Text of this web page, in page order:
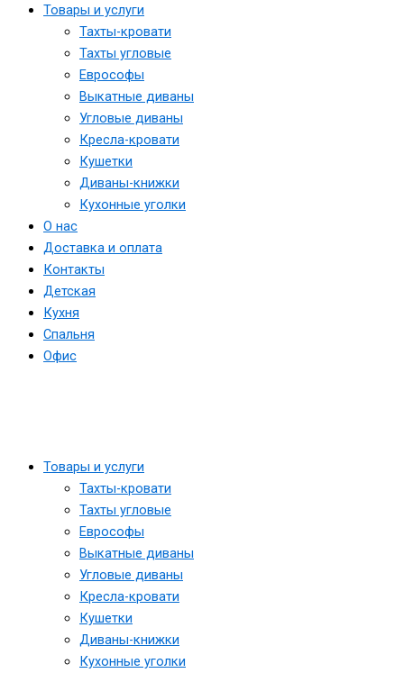
Товары и услуги
Тахты-кровати
Тахты угловые
Еврософы
Выкатные диваны
Угловые диваны
Кресла-кровати
Кушетки
Диваны-книжки
Кухонные уголки
О нас
Доставка и оплата
Контакты
Детская
Кухня
Спальня
Офис
Товары и услуги
Тахты-кровати
Тахты угловые
Еврософы
Выкатные диваны
Угловые диваны
Кресла-кровати
Кушетки
Диваны-книжки
Кухонные уголки